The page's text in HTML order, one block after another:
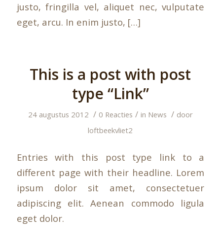
justo, fringilla vel, aliquet nec, vulputate
eget, arcu. In enim justo, […]
This is a post with post
type “Link”
24 augustus 2012 / 0 Reacties / in News / door
loftbeekvliet2
Entries with this post type link to a
different page with their headline. Lorem
ipsum dolor sit amet, consectetuer
adipiscing elit. Aenean commodo ligula
eget dolor.